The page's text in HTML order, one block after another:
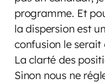
programme. Et
la dispersion est
confusion le
La clarté des
Sinon nous ne